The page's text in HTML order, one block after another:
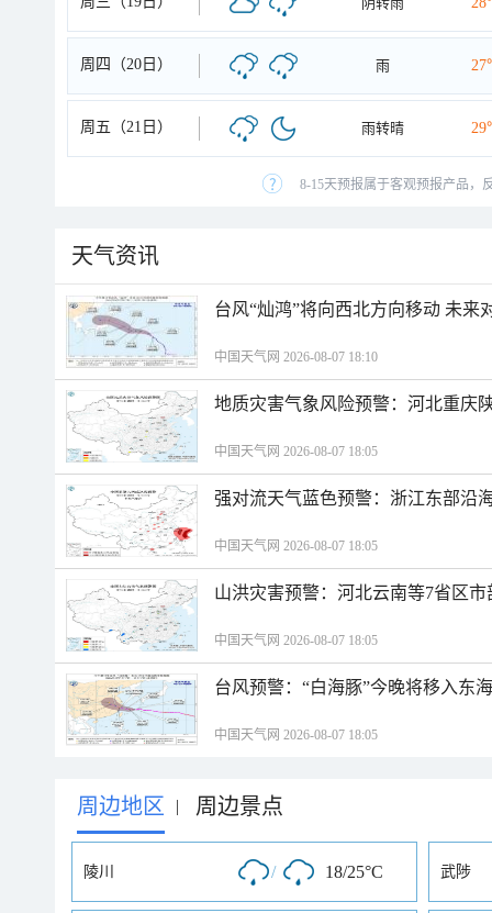
周四（20日） 雨
周五（21日） 雨转晴
8-15天预报属于客观预报产品，
天气资讯
台风“灿鸿”将向西北方向移动 未来
中国天气网 2026-08-07 18:10
地质灾害气象风险预警：河北重庆
中国天气网 2026-08-07 18:05
强对流天气蓝色预警：浙江东部沿
中国天气网 2026-08-07 18:05
山洪灾害预警：河北云南等7省区
中国天气网 2026-08-07 18:05
台风预警：“白海豚”今晚将移入东
中国天气网 2026-08-07 18:05
周边地区 | 周边景点
陵川 / 18/25°C 武陟